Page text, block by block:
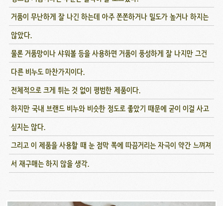
거품이 무난하게 잘 나긴 하는데 아주 쫀쫀하거나 밀도가 높거나 하지는
않았다.
물론 거품망이나 샤워볼 등을 사용하면 거품이 풍성하게 잘 나지만 그건
다른 비누도 마찬가지이다.
전체적으로 크게 튀는 것 없이 평범한 제품이다.
하지만 국내 브랜드 비누와 비슷한 정도로 좋았기 때문에 굳이 이걸 사고
싶지는 않다.
그리고 이 제품을 사용할 때 눈 점막 쪽에 따끔거리는 자극이 약간 느껴져
서 재구매는 하지 않을 생각.